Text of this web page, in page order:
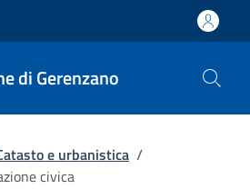
di Gerenzano
e urbanistica /
civica